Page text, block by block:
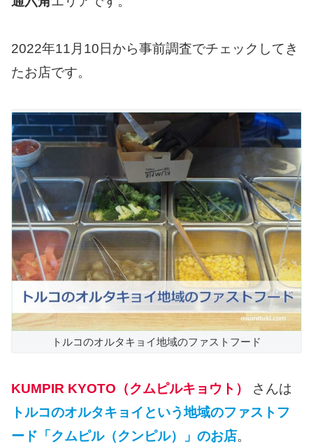
2022年11月10日から事前調査でチェックしてき
たお店です。
トルコのオルタキョイ地域のファストフード
KUMPIR KYOTO（クムピルキョウト）
さんは
トルコのオルタキョイという地域のファストフ
ード「クムピル（クンピル）」のお店。